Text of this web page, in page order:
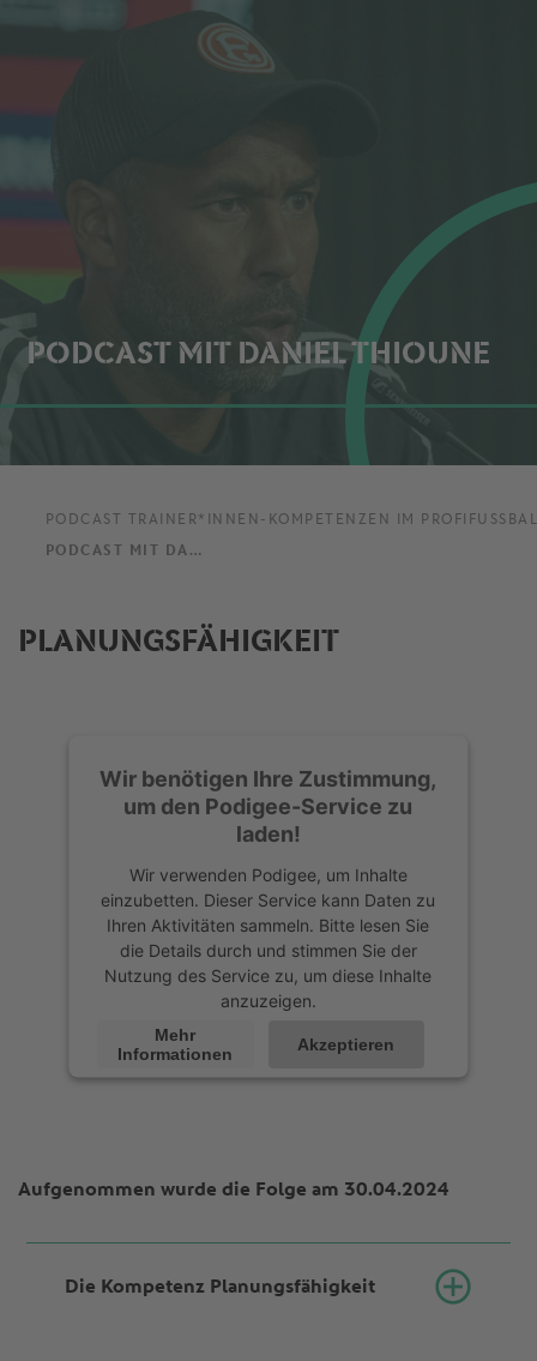
PODCAST MIT DANIEL THIOUNE
PODCAST TRAINER*INNEN-KOMPETENZEN IM
PODCAST MIT DANIEL THIOUNE
PLANUNGSFÄHIGKEIT
Wir benötigen Ihre Zustimmung,
um den Podigee-Service zu
laden!
Wir verwenden Podigee, um Inhalte
einzubetten. Dieser Service kann Daten zu
Ihren Aktivitäten sammeln. Bitte lesen Sie
die Details durch und stimmen Sie der
Nutzung des Service zu, um diese Inhalte
anzuzeigen.
Mehr
Informationen
Akzeptieren
Aufgenommen wurde die Folge am 30.04.2024
Die Kompetenz Planungsfähigkeit